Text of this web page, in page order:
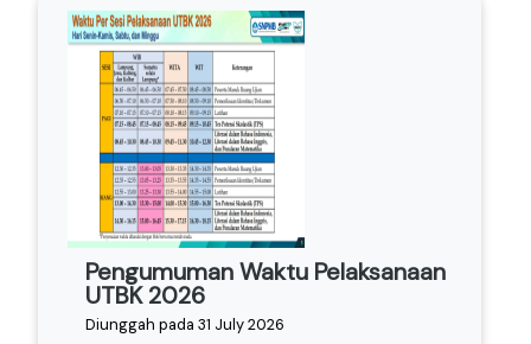
Pengumuman Waktu Pelaksanaan
UTBK 2026
Diunggah pada 31 July 2026